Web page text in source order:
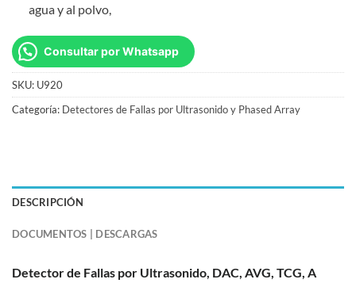
agua y al polvo,
Consultar por Whatsapp
SKU: U920
Categoría: Detectores de Fallas por Ultrasonido y Phased Array
DESCRIPCIÓN
DOCUMENTOS | DESCARGAS
Detector de Fallas por Ultrasonido, DAC, AVG, TCG, A